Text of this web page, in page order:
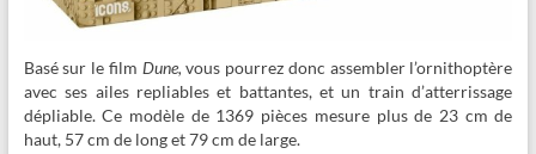
Basé sur le film Dune, vous pourrez donc assembler l’ornithoptère
avec ses ailes repliables et battantes, et un train d’atterrissage
dépliable. Ce modèle de 1369 pièces mesure plus de 23 cm de
haut, 57 cm de long et 79 cm de large.